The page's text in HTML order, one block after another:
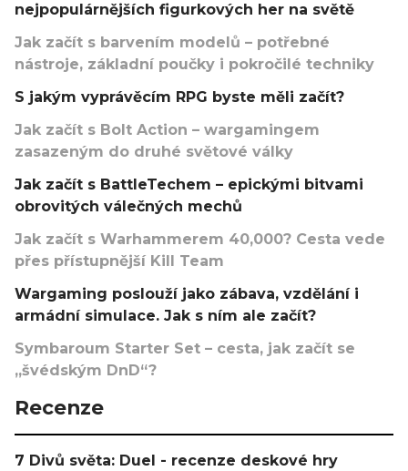
nejpopulárnějších figurkových her na světě
Jak začít s barvením modelů – potřebné
nástroje, základní poučky i pokročilé techniky
S jakým vyprávěcím RPG byste měli začít?
Jak začít s Bolt Action – wargamingem
zasazeným do druhé světové války
Jak začít s BattleTechem – epickými bitvami
obrovitých válečných mechů
Jak začít s Warhammerem 40,000? Cesta vede
přes přístupnější Kill Team
Wargaming poslouží jako zábava, vzdělání i
armádní simulace. Jak s ním ale začít?
Symbaroum Starter Set – cesta, jak začít se
„švédským DnD“?
Recenze
7 Divů světa: Duel - recenze deskové hry